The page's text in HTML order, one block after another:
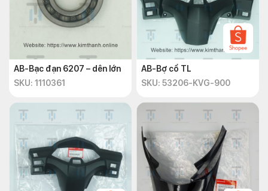
AB-Bạc đạn 6207 – dên lớn
SKU: 1110361
AB-Bợ cổ TL
SKU: 53206-KVG-900